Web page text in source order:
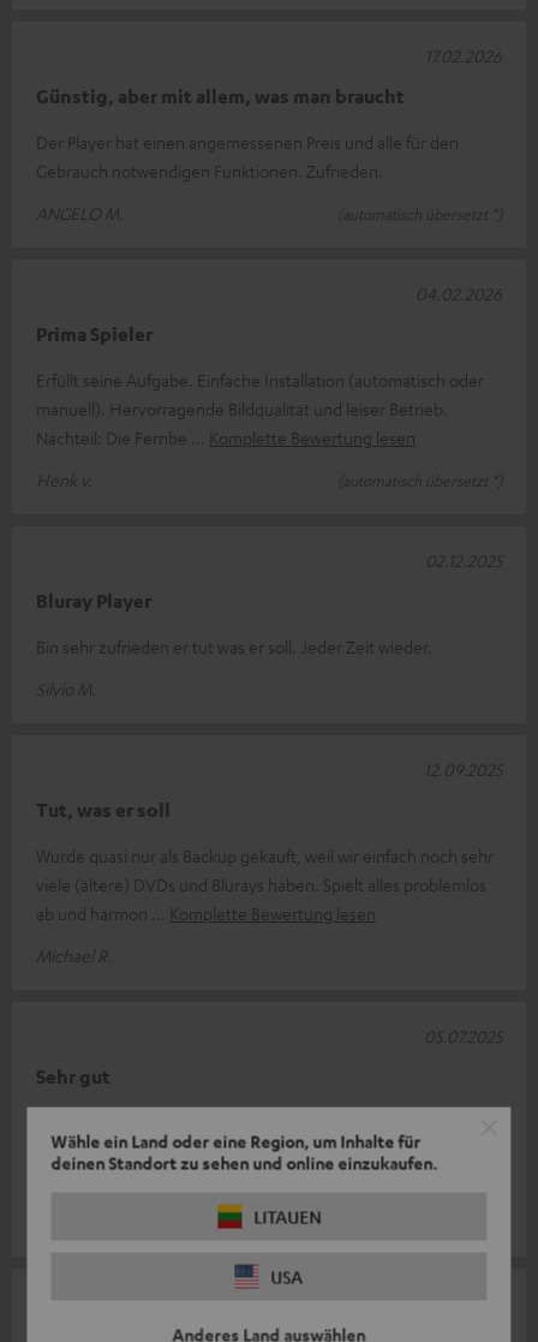
Wähle ein Land oder eine Region, um Inhalte für
deinen Standort zu sehen und online einzukaufen.
LITAUEN
USA
Anderes Land auswählen
Günstig, aber mit allem, was man braucht
Der Player hat einen angemessenen Preis und alle für den
Gebrauch notwendigen Funktionen. Zufrieden.
ANGELO M.
(automatisch übersetzt *)
17.02.2026
Prima Spieler
Erfüllt seine Aufgabe. Einfache Installation (automatisch oder
manuell). Hervorragende Bildqualität und leiser Betrieb.
Nachteil: Die Fernbe
Komplette Bewertung lesen
Henk v.
(automatisch übersetzt *)
04.02.2026
Bluray Player
Bin sehr zufrieden er tut was er soll. Jeder Zeit wieder.
Silvio M.
02.12.2025
Tut, was er soll
Wurde quasi nur als Backup gekauft, weil wir einfach noch sehr
viele (ältere) DVDs und Blurays haben. Spielt alles problemlos
ab und harmon
Komplette Bewertung lesen
Michael R.
12.09.2025
Sehr gut
sehr zufrieden, eben Panasonic-Qualität. Ist zwar etwas teuer,
05.07.2025